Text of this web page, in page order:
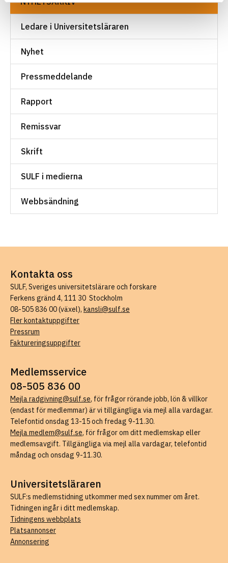
Ledare i Universitetsläraren
Nyhet
Pressmeddelande
Rapport
Remissvar
Skrift
SULF i medierna
Webbsändning
Kontakta oss
SULF, Sveriges universitetslärare och forskare
Ferkens gränd 4, 111 30 Stockholm
08-505 836 00 (växel), kansli@sulf.se
Fler kontaktuppgifter
Pressrum
Faktureringsuppgifter
Medlemsservice
08-505 836 00
Mejla radgivning@sulf.se, för frågor rörande jobb, lön & villkor
(endast för medlemmar) är vi tillgängliga via mejl alla vardagar.
Telefontid onsdag 13-15 och fredag 9-11.30.
Mejla medlem@sulf.se, för frågor om ditt medlemskap eller
medlemsavgift. Tillgängliga via mejl alla vardagar, telefontid
måndag och onsdag 9-11.30.
Universitetsläraren
SULF:s medlemstidning utkommer med sex nummer om året.
Tidningen ingår i ditt medlemskap.
Tidningens webbplats
Platsannonser
Annonsering